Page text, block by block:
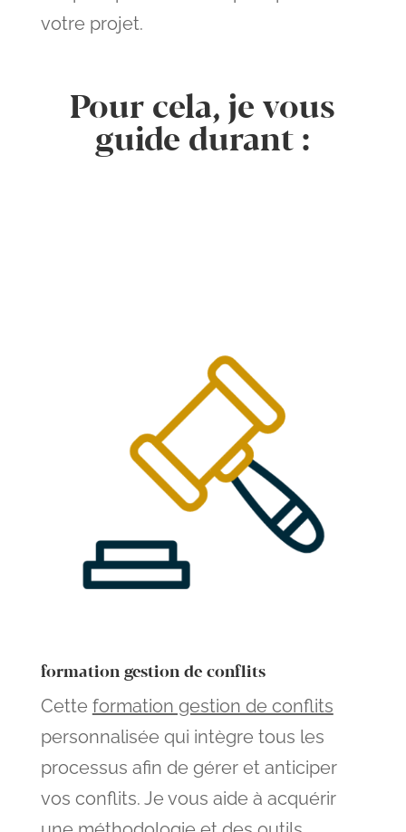
votre projet.
Pour cela, je vous
guide durant :
formation gestion de conflits
Cette formation gestion de conflits
personnalisée qui intègre tous les
processus afin de gérer et anticiper
vos conflits. Je vous aide à acquérir